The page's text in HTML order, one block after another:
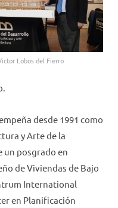
Lobos del Fierro
desde 1991 como
y Arte de la
un posgrado en
de Viviendas de Bajo
International
en Planificación